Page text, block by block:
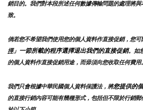
銷目的。我們對本段所述任何數據傳輸問題的處理將
致。
倘若您不希望我們使用您的個人資料作直接促銷，您可
擇」一節所載的程序選擇退出我們的直接促銷。如
的個人資料作直接促銷用途，而毋須向您收取任何費用。
我們只會根據中華民國個人資料保護法，將您提供的
的直接行銷內容可能有幾種形式，包括但不限於行銷